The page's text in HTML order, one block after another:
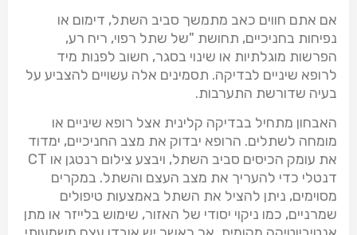
אם אתם חווים כאב מתמשך סביב השתל, דימום או
נפיחות בחניכיים, תחושת "של שתל רפוי, ריח רע,
הפרשות מוגלתיות או שינוי בסגר, חשוב לפנות מיד
לרופא שיניים לבדיקה. תסמינים אלה עשויים להצביע על
בעיה שדורשת התערבות.
האבחון מתחיל בבדיקה קלינית אצל רופא שיניים או
מומחה לשתלים. הרופא יבדוק את מצב החניכיים, ימדוד
את עומק הכיסים סביב השתל, ויבצע צילום רנטגן או CT
דנטלי כדי להעריך את מצב העצם והשתל. במקרים
מסוימים, ניתן להציל את השתל באמצעות טיפולים
שמרניים, כמו ניקוי יסודי של האזור, שימוש בלייזר או מתן